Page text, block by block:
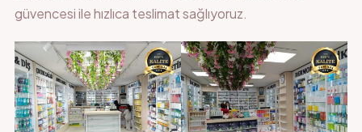
güvencesi ile hızlıca teslimat sağlıyoruz.